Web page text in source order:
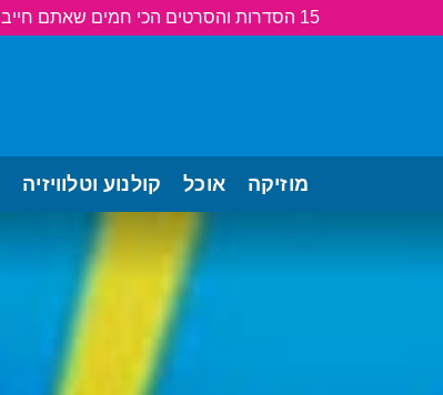
15 הסדרות והסרטים הכי חמים שאתם חייבים לראות!
מוזיקה אוכל קולנוע וטלוויזיה